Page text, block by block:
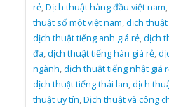
rẻ,Dịch thuật hàng đầu việt nam,
thuật số một việt nam,dịch
dịch thuật tiếng anh giá rẻ,dịch
đa,dịch thuật tiếng hàn giá rẻ,
ngành,dịch thuật tiếng nhật giá
dịch thuật tiếng thái lan,dịch
thuật uy tín,Dịch thuật và công